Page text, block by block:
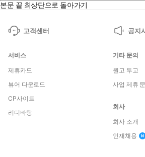
본문 끝 최상단으로 돌아가기
고객센터 공지
서비스
제휴카드
뷰어 다운로드
CP사이트
리디바탕
기타 문의
원고 투고
사업 제휴
회사
회사 소개
인재채용